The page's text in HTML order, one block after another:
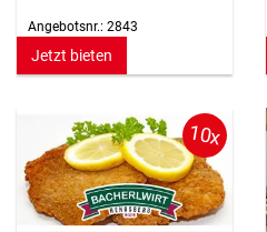
Angebotsnr.: 2843
Jetzt bieten
10x